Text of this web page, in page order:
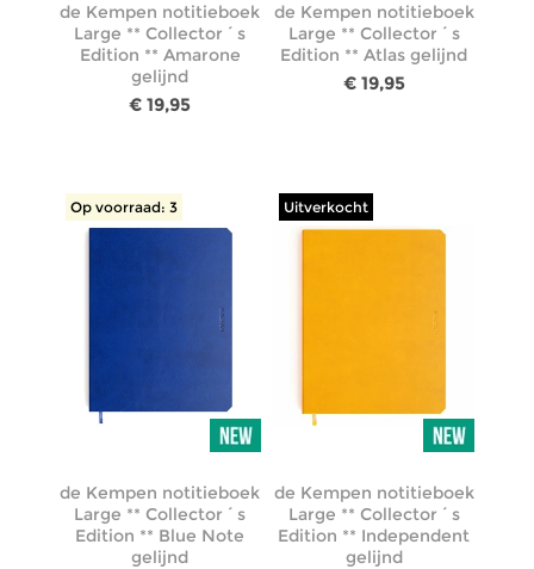
de Kempen notitieboek
Large ** Collector´s
Edition ** Amarone
gelijnd
€ 19,95
de Kempen notitieboek
Large ** Collector´s
Edition ** Atlas gelijnd
€ 19,95
Op voorraad: 3
de Kempen notitieboek
Large ** Collector´s
Edition ** Blue Note
gelijnd
Uitverkocht
de Kempen notitieboek
Large ** Collector´s
Edition ** Independent
gelijnd